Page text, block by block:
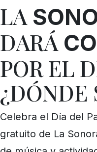
LA
DARÁ
POR EL
¿DÓNDE
Celebra el Día del
gratuito de La